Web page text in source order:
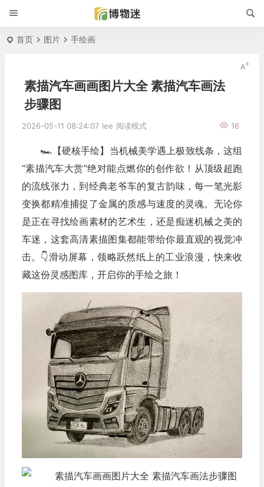
首页 图片 手绘画
素描汽车画画图片大全 素描汽车画法
步骤图
2026-05-11 08:24:07 lee 16
阅读模式
🏎️【硬核手绘】当机械美学遇上极致线条，这组
“素描汽车大赏”绝对能点燃你的创作欲！从顶级超跑
的流线张力，到经典老爷车的复古韵味，每一笔光影
变换都精准捕捉了金属的质感与速度的灵魂。无论你
是正在寻找绘画素材的艺术生，还是痴迷机械之美的
车迷，这套高清素描图集都能带给你最直观的视觉冲
击。👇滑动屏幕，领略跃然纸上的工业浪漫，快来收
藏这份灵感图库，开启你的手绘之旅！